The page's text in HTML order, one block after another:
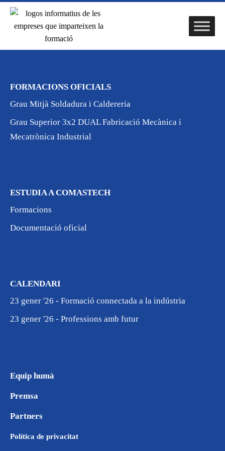
FORMACIONS OFICIALS
Grau Mitjà Soldadura i Caldereria
Grau Superior 3x2 DUAL Fabricació Mecànica i
Mecatrònica Industrial
ESTUDIA A COMASTECH
Formacions
Documentació oficial
CALENDARI
23 gener '26 - Formació connectada a la indústria
23 gener '26 - Professions amb futur
Equip humà
Premsa
Partners
Política de privacitat